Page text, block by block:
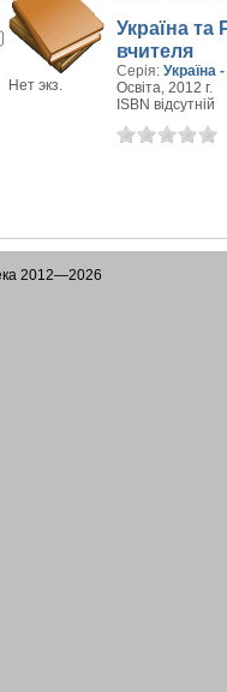
Нет экз.
Україна та
вчителя
Серія: Україна
Освіта, 2012 г.
ISBN відсутній
2012—2026